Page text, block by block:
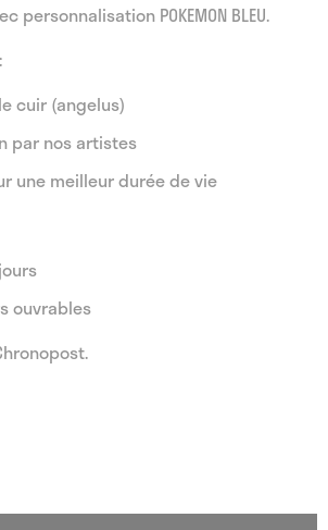
personnalisation POKEMON BLEU.
cuir (angelus)
par nos artistes
une meilleur durée de vie
ouvrables